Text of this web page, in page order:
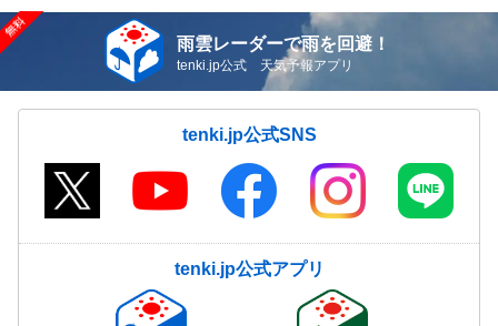
雨雲レーダーで雨を回避！
tenki.jp公式 天気予報アプリ
tenki.jp公式SNS
tenki.jp公式アプリ